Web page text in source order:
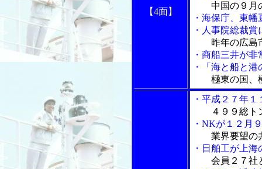
【4面】
中国の９月
・海保庁、東
・人事院総裁
昨年の広島
・商船三井が
・「海と船と港
極東の国
・平成２７年
４９９総ト
・NKが１２月
業界要望の
・日舶工が上
会員２７社